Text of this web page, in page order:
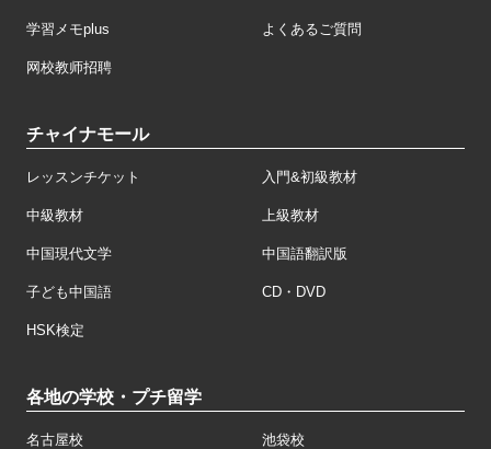
学習メモplus よくあるご質問
网校教师招聘
チャイナモール
レッスンチケット 入門&初級教材
中級教材 上級教材
中国現代文学 中国語翻訳版
子ども中国語 CD・DVD
HSK検定
各地の学校・プチ留学
名古屋校 池袋校